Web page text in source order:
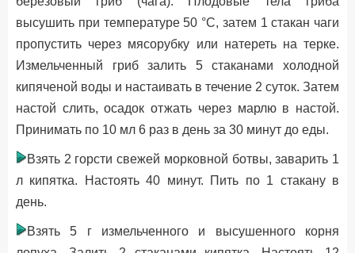
высушить при температуре 50 °С, затем 1 стакан чаги
пропустить через мясорубку или натереть на терке.
Измельченный гриб залить 5 стаканами холодной
кипяченой воды и настаивать в течение 2 суток. Затем
настой слить, осадок отжать через марлю в настой.
Принимать по 10 мл 6 раз в день за 30 минут до еды.
Взять 2 горсти свежей морковной ботвы, заварить 1
л кипятка. Настоять 40 минут. Пить по 1 стакану в
день.
Взять 5 г измельченного и высушенного корня